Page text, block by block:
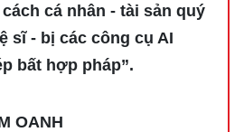
cá nhân - tài sản quý
sĩ - bị các công cụ AI
bất hợp pháp”.
OANH